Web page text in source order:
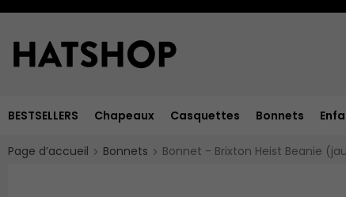
BESTSELLERS Chapeaux Casquettes Bonnets
Page d’accueil Bonnets Bonnet - Brixton Heist Beanie